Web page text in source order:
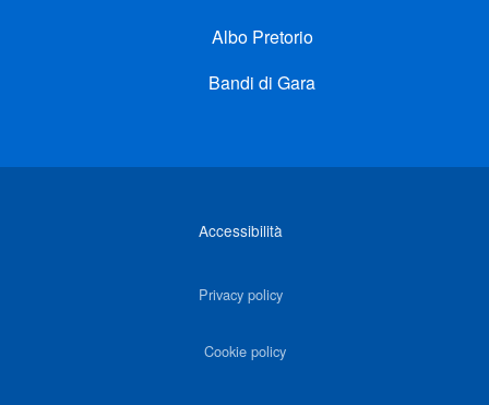
Albo Pretorio
Bandi di Gara
Accessibilità
Privacy policy
Cookie policy